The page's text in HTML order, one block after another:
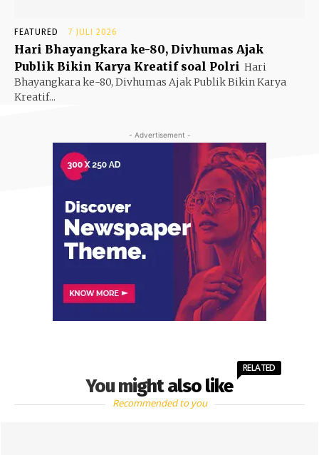
FEATURED 7 JULI 2026
Hari Bhayangkara ke-80, Divhumas Ajak
Publik Bikin Karya Kreatif soal Polri Hari
Bhayangkara ke-80, Divhumas Ajak Publik Bikin Karya
Kreatif...
- Advertisement -
You might also like
RELATED
Recommended to you